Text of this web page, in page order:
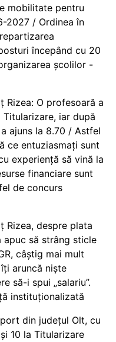
mobilitate pentru
2027 / Ordinea în
începând cu 20
școlilor -
Rizea: O profesoară a
iar după
ajuns la 8.70 / Astfel
ce entuziasmați sunt
experiență să vină la
financiare sunt
de concurs
Rizea, despre plata
apuc să strâng sticle
câștig mai mult
aruncă niște
să-i spui „salariu”.
instituționalizată
din județul Olt, cu
10 la Titularizare